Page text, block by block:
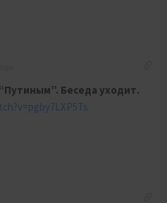
Беседа уходит.